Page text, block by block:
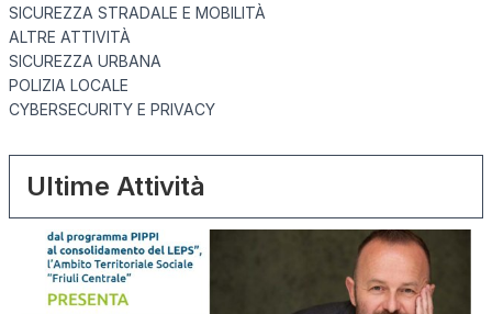
SICUREZZA STRADALE E MOBILITÀ
ALTRE ATTIVITÀ
SICUREZZA URBANA
POLIZIA LOCALE
CYBERSECURITY E PRIVACY
Ultime Attività